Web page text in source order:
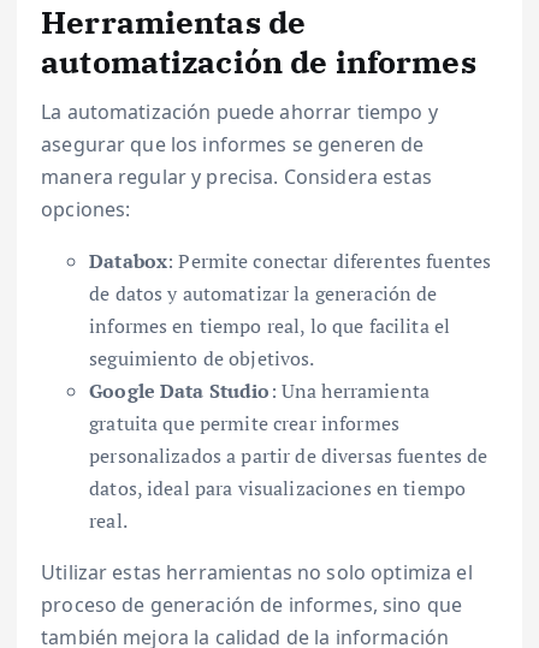
Herramientas de
automatización de informes
La automatización puede ahorrar tiempo y
asegurar que los informes se generen de
manera regular y precisa. Considera estas
opciones:
Databox: Permite conectar diferentes fuentes
de datos y automatizar la generación de
informes en tiempo real, lo que facilita el
seguimiento de objetivos.
Google Data Studio: Una herramienta
gratuita que permite crear informes
personalizados a partir de diversas fuentes de
datos, ideal para visualizaciones en tiempo
real.
Utilizar estas herramientas no solo optimiza el
proceso de generación de informes, sino que
también mejora la calidad de la información